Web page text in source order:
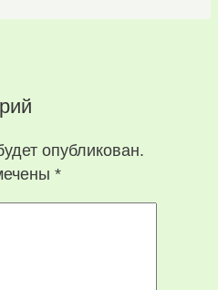
опубликован.
*